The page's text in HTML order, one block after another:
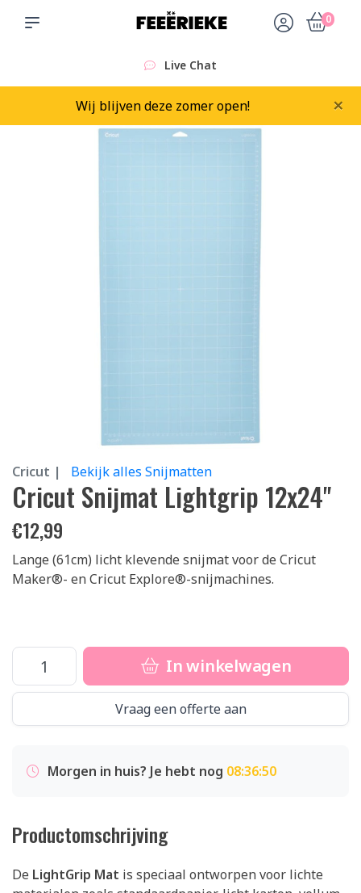
0
Live Chat
Wij blijven deze zomer open! ×
Cricut | Bekijk alles Snijmatten
Cricut Snijmat Lightgrip 12x24"
€12,99
Lange (61cm) licht klevende snijmat voor de Cricut
Maker®- en Cricut Explore®-snijmachines.
In winkelwagen
Vraag een offerte aan
Morgen in huis? Je hebt nog 08:36:49
Productomschrijving
De LightGrip Mat is speciaal ontworpen voor lichte